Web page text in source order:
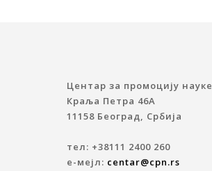
Центар за промоцију науке
Краља Петра 46A
11158 Београд, Србија
тел: +38111 2400 260
е-мејл: centar@cpn.rs